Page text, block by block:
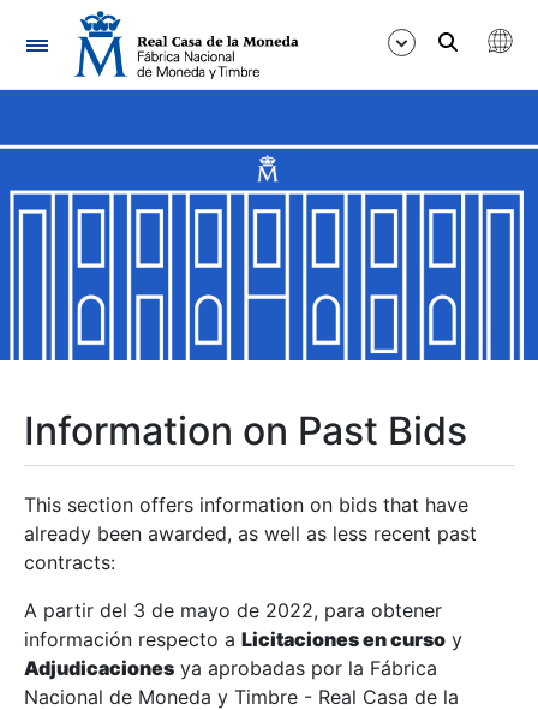
Navigation
Show/Hide
Show/Hide
Show/Hide
Show/Hide
Show/Hide
Information on Past Bids
This section offers information on bids that have
already been awarded, as well as less recent past
contracts:
A partir del 3 de mayo de 2022, para obtener
información respecto a Licitaciones en curso y
Adjudicaciones ya aprobadas por la Fábrica
Nacional de Moneda y Timbre - Real Casa de la